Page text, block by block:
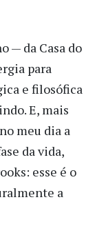
— da Casa do
para
e filosófica
E, mais
meu dia a
da vida,
esse é o
a